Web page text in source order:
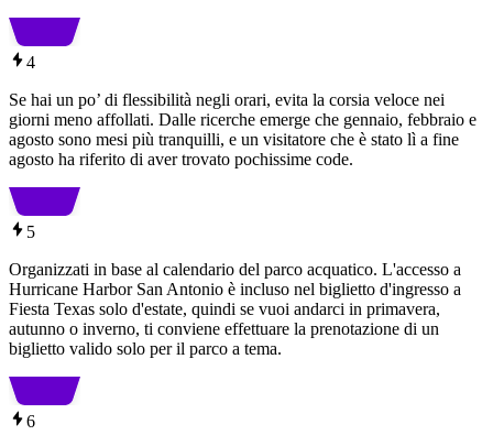
4
Se hai un po’ di flessibilità negli orari, evita la corsia veloce nei
giorni meno affollati. Dalle ricerche emerge che gennaio, febbraio e
agosto sono mesi più tranquilli, e un visitatore che è stato lì a fine
agosto ha riferito di aver trovato pochissime code.
5
Organizzati in base al calendario del parco acquatico. L'accesso a
Hurricane Harbor San Antonio è incluso nel biglietto d'ingresso a
Fiesta Texas solo d'estate, quindi se vuoi andarci in primavera,
autunno o inverno, ti conviene effettuare la prenotazione di un
biglietto valido solo per il parco a tema.
6